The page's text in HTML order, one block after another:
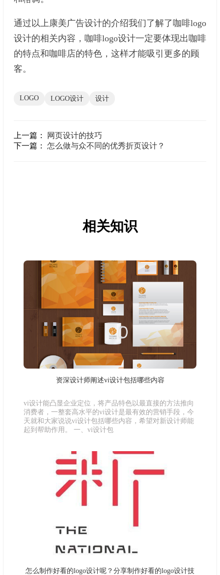
通过以上康美广告设计的介绍我们了解了咖啡logo
设计的相关内容，咖啡logo设计一定要体现出咖啡
的特点和咖啡店的特色，这样才能吸引更多的顾
客。
LOGO LOGO设计 设计
上一篇：
网页设计的技巧
下一篇： 怎么做与众不同的优秀折页设计？
相关知识
资深设计师阐述vi设计包括哪些内容
vi设计能凸显企业定位，将产品特色以最直接的方法推向
消费者，一整套高水平的vi设计是最有效的营销手段，今
天就和大家说说vi设计包括哪些内容，希望对新设计师能
起到帮助作用。 一、vi设计包
怎么制作好看的logo设计呢？分享制作好看的logo设计技